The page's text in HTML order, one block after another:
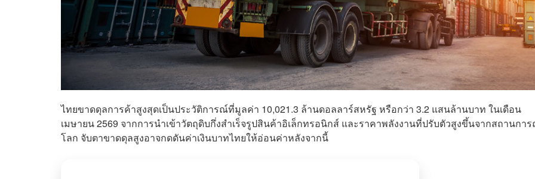
ไทยขาดดุลการค้าสูงสุดเป็นประวัติการณ์ที่มูลค่า 10,021.3 ล้านดอลลาร์สหรัฐ หรือกว่า 3.2 แสนล้านบาท ในเดือน
เมษายน 2569 จากการนำเข้าวัตถุดิบกึ่งสำเร็จรูปสินค้าอิเล็กทรอนิกส์ และราคาพลังงานที่ปรับตัวสูงขึ้นจากสถานกา
โลก จับตาขาดดุลสูงอาจกดดันค่าเงินบาทไทยให้อ่อนค่าหลังจากนี้